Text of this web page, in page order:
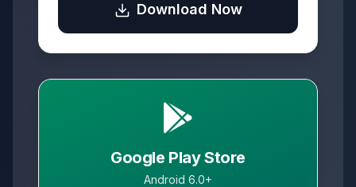
Download Now
Google Play Store
Android 6.0+